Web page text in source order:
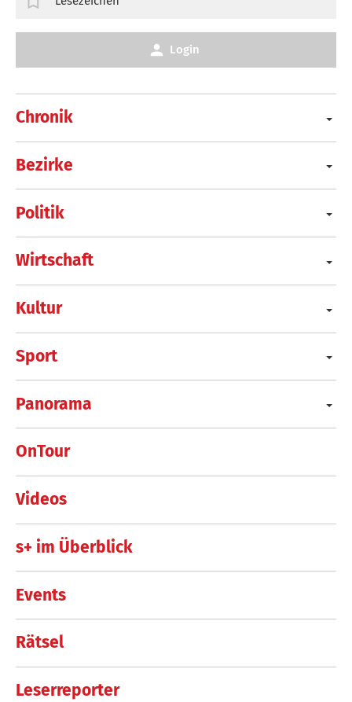
Chronik
Bezirke
Politik
Wirtschaft
Kultur
Sport
Panorama
OnTour
Videos
s+ im Überblick
Events
Rätsel
Leserreporter
Login